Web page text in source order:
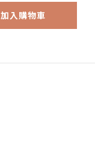
加入購物車